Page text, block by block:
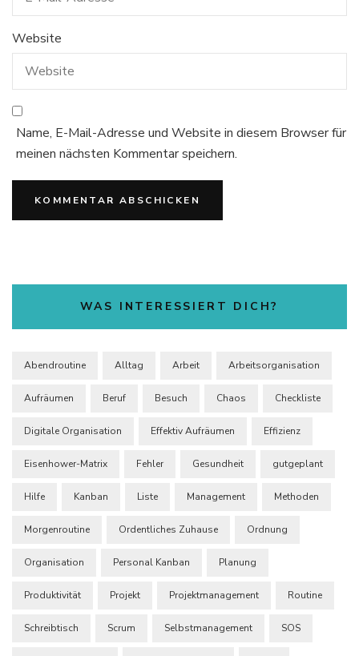
Website
Name, E-Mail-Adresse und Website in diesem Browser für
meinen nächsten Kommentar speichern.
WAS INTERESSIERT DICH?
Abendroutine Alltag Arbeit Arbeitsorganisation
Aufräumen Beruf Besuch Chaos Checkliste
Digitale Organisation Effektiv Aufräumen Effizienz
Eisenhower-Matrix Fehler Gesundheit gutgeplant
Hilfe Kanban Liste Management Methoden
Morgenroutine Ordentliches Zuhause Ordnung
Organisation Personal Kanban Planung
Produktivität Projekt Projektmanagement Routine
Schreibtisch Scrum Selbstmanagement SOS